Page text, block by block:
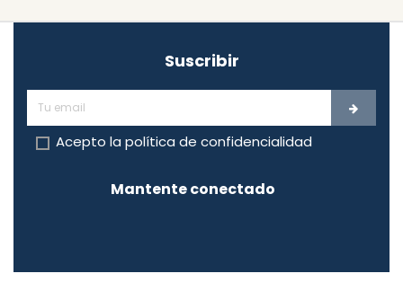
Suscribir
Acepto la política de confidencialidad
Mantente conectado